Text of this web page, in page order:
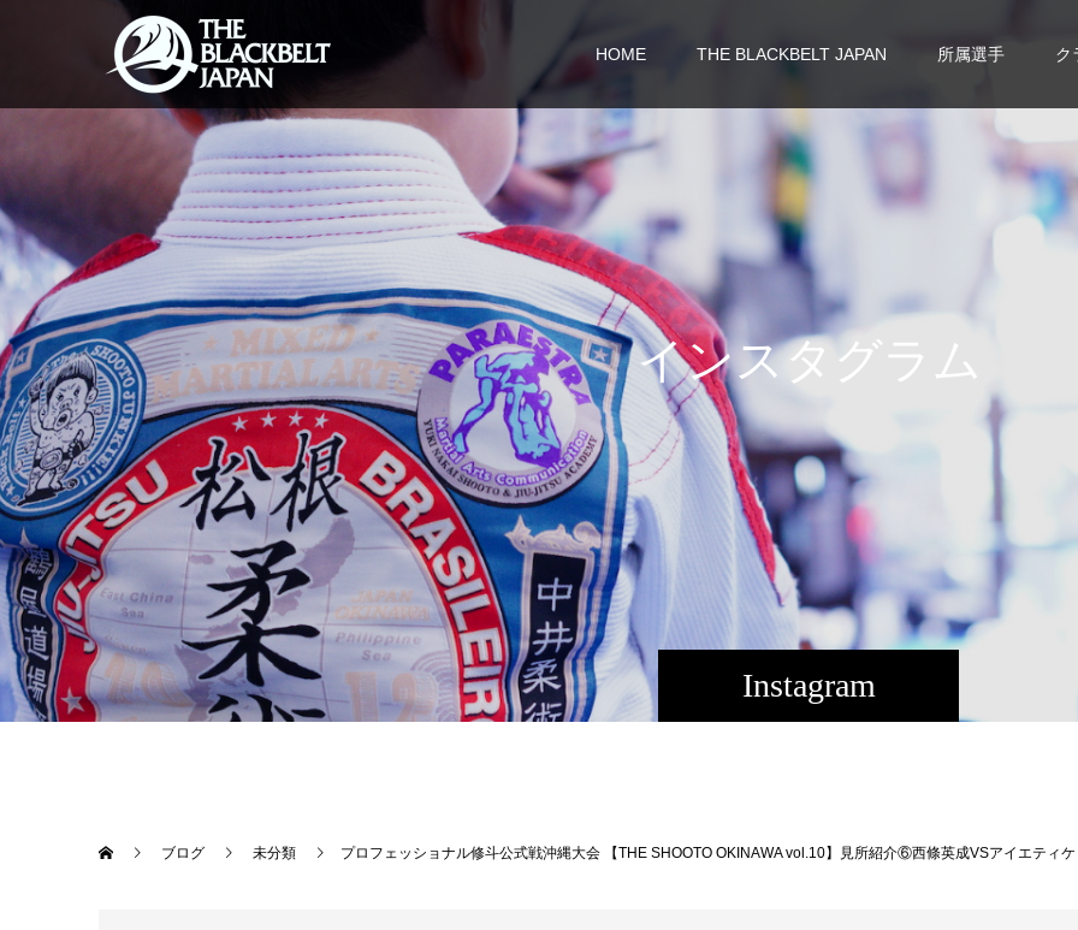
HOME THE BLACKBELT JAPAN 所属選手 ク
Instagram
インスタグラ ム
ブログ 未分類 プロフェッショナル修斗公式戦沖縄大会 【THE SHOOTO OKINAWA vol.10】見所紹介⑥西條英成VSアイエティケビン！！！沖縄修斗超期待のウェルター級・西條英成は現在2連勝中、２０２３年度新人王を獲得したものの、決勝は相手選手、墨吉涼太の怪我による不戦勝であった為フラストレーションを募らせた。誰よりもトレーニングを重ねTheパラエストラ沖縄1の志し高い向上心を持つ西條は、強くなる為にと試合の機会に飢えている。対するは下町パラエストラ小岩のハードパンチャーアイエティ・ケビンだ。アマチュアで勝利した試合は全ての試合でパンチを効かせていたとの情報もあり、その拳の強さには定評がある。この2人は2022年年末のアマチュア修斗EXトーナメント決勝で対戦経験があり、その時は西條が三角絞めにより一本勝利している。先を見据える西條がデビュー戦のケビンを一蹴するか、ハードパンチャーケビンの1発が爆発するか！？◆ウェルター級（-７７．１ｋｇ）５分２Ｒ西條英成（沖縄那覇/Theパラエストラ沖縄那覇/２０２３年ウェルター級新人王）ＶＳアイエティ・ケビン（東京/パラエストラ綾瀬）※デビュー戦【名前】西條英成（さいじょうひでなり）【所属】Theパラエストラ沖縄【生年月日】1995年12月12日【身長】175cm【通常体重・階級】87kgウェルター級【出身地】沖縄県那覇市【プロ修斗戦績】2戦2勝 【アマチュア戦績】6戦 5勝1敗【その他格闘技戦績】・柔術PANCRAS CUP青優勝・KANSAI INTERNATIONAL JIU JITSU CHAMPIONSHIP 紫 準優勝【SNSアカウント】Instagram→ @hidenari_saijo Facebook→西條英成 X→@hidenari_saijo【試合に向けての意気込み】一方的な戦いの中で強さだけでなく、テクニカルな要素もしっかりと含めた試合運びで、見ている方を魅了したいです。【自身のアピールポイント】私はプリンが好きなんですけど、中でも農連市場にある、たまごひめと言うお店のプリンが大好きです。知っている方も沢山いると思いますが、ほんとに美味しくて、味も沢山あるので是非皆さんにも食べて欲しです。宣伝みたいになっちゃいましたが、私の好きな食べ物の紹介でした。【名前】アイエティ ケビン（KEVIN AYERTEY）【所属】パラエストラ綾瀬【生年月日】1997年9月10日【身長】187cm【通常体重・階級】83kgウェルター級【出身地】東京都足立区【プロ修斗戦績】デビュー戦【アマチ